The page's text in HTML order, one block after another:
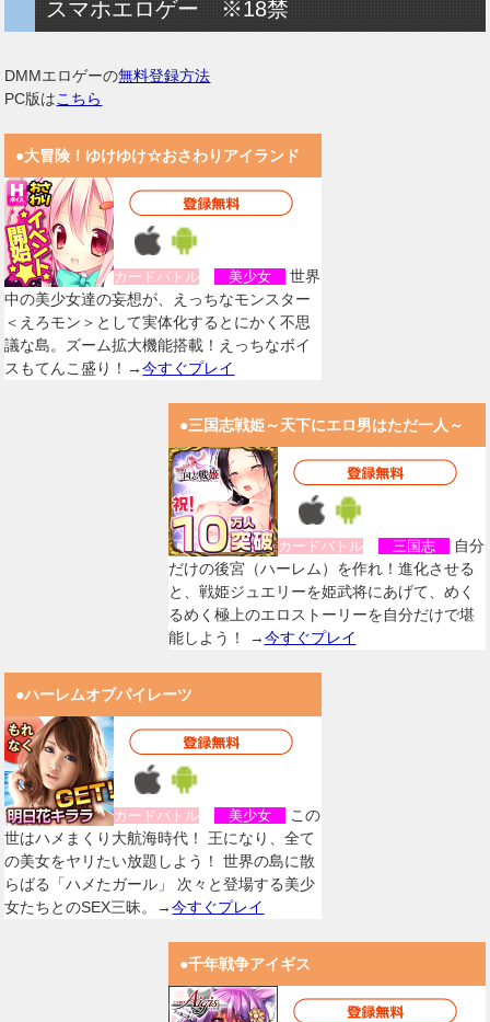
スマホエロゲー ※18禁
DMMエロゲーの無料登録方法
PC版はこちら
●大冒険！ゆけゆけ☆おさわりアイランド
カードバトル 美少女
世界
中の美少女達の妄想が、えっちなモンスター
＜えろモン＞として実体化するとにかく不思
議な島。ズーム拡大機能搭載！えっちなボイ
スもてんこ盛り！→今すぐプレイ
●三国志戦姫～天下にエロ男はただ一人～
カードバトル 三国志
自分
だけの後宮（ハーレム）を作れ！進化させる
と、戦姫ジュエリーを姫武将にあげて、めく
るめく極上のエロストーリーを自分だけで堪
能しよう！ →今すぐプレイ
●ハーレムオブパイレーツ
カードバトル 美少女
この
世はハメまくり大航海時代！ 王になり、全て
の美女をヤリたい放題しよう！ 世界の島に散
らばる「ハメたガール」 次々と登場する美少
女たちとのSEX三昧。→今すぐプレイ
●千年戦争アイギス